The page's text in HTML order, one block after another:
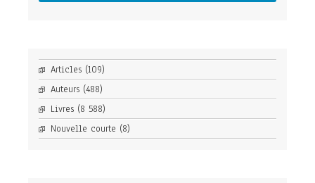
Articles (109)
Auteurs (488)
Livres (8 588)
Nouvelle courte (8)